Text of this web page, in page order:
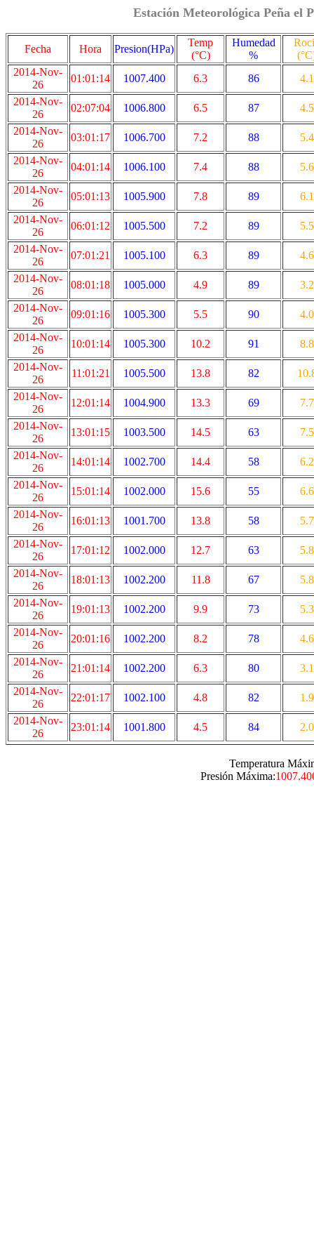
Estación Meteorológica Peña el
Fecha Hora Presion(HPa)
Temp
(°C)
Humedad
%
2014-Nov-
26
01:01:14 1007.400 6.3 86
4.1
2014-Nov-
26
02:07:04 1006.800 6.5 87
4.5
2014-Nov-
26
03:01:17 1006.700 7.2 88
5.4
2014-Nov-
26
04:01:14 1006.100 7.4 88
5.6
2014-Nov-
26
05:01:13 1005.900 7.8 89
6.1
2014-Nov-
26
06:01:12 1005.500 7.2 89
5.5
2014-Nov-
26
07:01:21 1005.100 6.3 89
4.6
2014-Nov-
26
08:01:18 1005.000 4.9 89
3.2
2014-Nov-
26
09:01:16 1005.300 5.5 90
4.0
2014-Nov-
26
10:01:14 1005.300 10.2 91
8.8
2014-Nov-
26
11:01:21 1005.500 13.8 82
2014-Nov-
26
12:01:14 1004.900 13.3 69
7.7
2014-Nov-
26
13:01:15 1003.500 14.5 63
7.5
2014-Nov-
26
14:01:14 1002.700 14.4 58
6.2
2014-Nov-
26
15:01:14 1002.000 15.6 55
6.6
2014-Nov-
26
16:01:13 1001.700 13.8 58
5.7
2014-Nov-
26
17:01:12 1002.000 12.7 63
5.8
2014-Nov-
26
18:01:13 1002.200 11.8 67
5.8
2014-Nov-
26
19:01:13 1002.200 9.9 73
5.3
2014-Nov-
26
20:01:16 1002.200 8.2 78
4.6
2014-Nov-
26
21:01:14 1002.200 6.3 80
3.1
2014-Nov-
26
22:01:17 1002.100 4.8 82
1.9
2014-Nov-
26
23:01:14 1001.800 4.5 84 2.0
Temperatura
Presión Máxima: